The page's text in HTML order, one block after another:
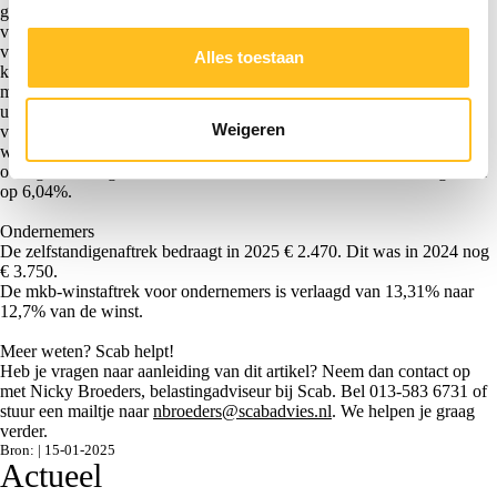
Alles toestaan
Weigeren
gebruik gemaakt van voorlopige forfaitaire rendementspercentages
voor banktegoeden en schulden. Voor banktegoeden wordt uitgegaan
van het rentepercentage van de maand juli van het voorafgaande
kalenderjaar op deposito’s met een opzegtermijn van maximaal drie
maanden. Voor 2025 bedraagt dit 1,03%. Voor schulden wordt
uitgegaan van het rentepercentage van de maand juli van het
voorafgaande kalenderjaar over het totale uitstaande bedrag aan
woninghypotheken. Voor 2025 bedraagt dit 2,47%. Voor de categorie
overige bezittingen is het definitieve rendement voor 2025 vastgesteld
op 6,04%.
Ondernemers
De zelfstandigenaftrek bedraagt in 2025 € 2.470. Dit was in 2024 nog
€ 3.750.
De mkb-winstaftrek voor ondernemers is verlaagd van 13,31% naar
12,7% van de winst.
Meer weten? Scab helpt!
Heb je vragen naar aanleiding van dit artikel? Neem dan contact op
met Nicky Broeders, belastingadviseur bij Scab. Bel 013-583 6731 of
stuur een mailtje naarnbroeders@scabadvies.nl. We helpen je graag
verder.
Bron: | 15-01-2025
Actueel